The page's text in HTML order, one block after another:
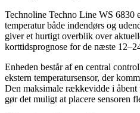
Technoline Techno Line WS 6830
temperatur både indendørs og
giver et hurtigt overblik over
korttidsprognose for de næste
Enheden består af en central
ekstern temperatursensor, der
Den maksimale rækkevidde i
gør det muligt at placere sensoren